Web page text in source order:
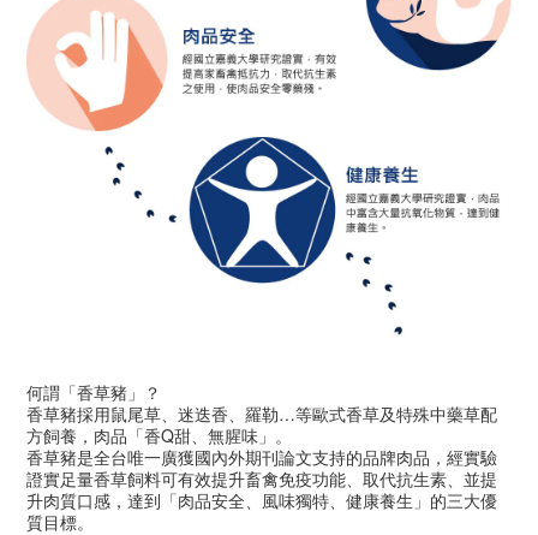
何謂「香草豬」？
香草豬採用鼠尾草、迷迭香、羅勒…等歐式香草及特殊中藥草配
方飼養，肉品「香Q甜、無腥味」。
香草豬是全台唯一廣獲國內外期刊論文支持的品牌肉品，經實驗
證實足量香草飼料可有效提升畜禽免疫功能、取代抗生素、並提
升肉質口感，達到「肉品安全、風味獨特、健康養生」的三大優
質目標。